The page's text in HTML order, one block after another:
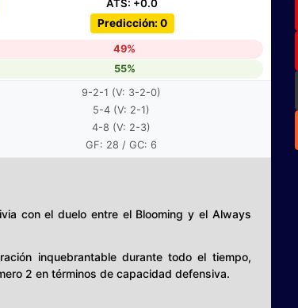
ATS: +0.0
Predicción: 0
49%
55%
9-2-1 (V: 3-2-0)
5-4 (V: 2-1)
4-8 (V: 2-3)
GF: 28 / GC: 6
con el duelo entre el Blooming y el Always
inquebrantable durante todo el tiempo,
2 en términos de capacidad defensiva.